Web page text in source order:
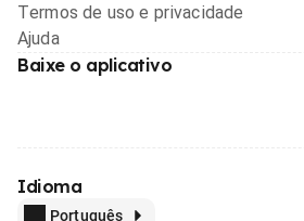
Termos de uso e privacidade
Ajuda
Baixe o aplicativo
Idioma
Português